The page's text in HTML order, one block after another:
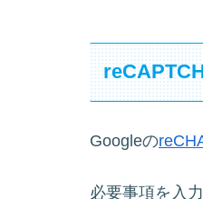
Googleの
必要事項を入